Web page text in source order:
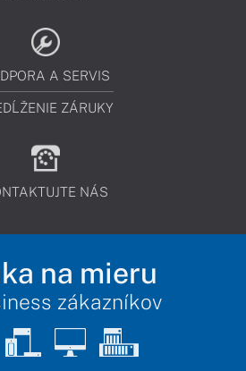
A SERVIS
ZÁRUKY
NÁS
na mieru
zákazníkov